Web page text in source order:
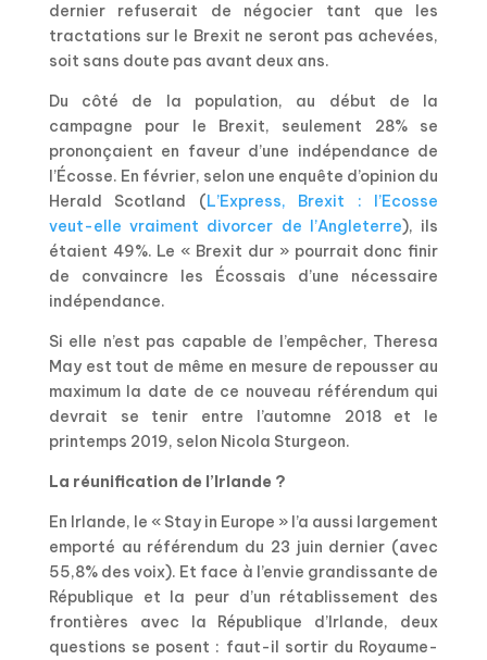
dernier refuserait de négocier tant que les
tractations sur le Brexit ne seront pas achevées,
soit sans doute pas avant deux ans.
Du côté de la population, au début de la
campagne pour le Brexit, seulement 28% se
prononçaient en faveur d’une indépendance de
l’Écosse. En février, selon une enquête d’opinion du
Herald Scotland (L’Express, Brexit : l’Ecosse
veut-elle vraiment divorcer de l’Angleterre), ils
étaient 49%. Le « Brexit dur » pourrait donc finir
de convaincre les Écossais d’une nécessaire
indépendance.
Si elle n’est pas capable de l’empêcher, Theresa
May est tout de même en mesure de repousser au
maximum la date de ce nouveau référendum qui
devrait se tenir entre l’automne 2018 et le
printemps 2019, selon Nicola Sturgeon.
La réunification de l’Irlande ?
En Irlande, le « Stay in Europe » l’a aussi largement
emporté au référendum du 23 juin dernier (avec
55,8% des voix). Et face à l’envie grandissante de
République et la peur d’un rétablissement des
frontières avec la République d’Irlande, deux
questions se posent : faut-il sortir du Royaume-